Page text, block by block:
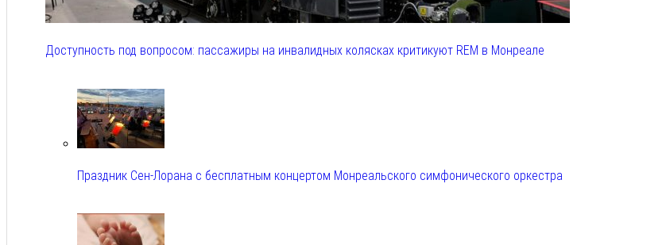
Доступность под вопросом: пассажиры на инвалидных колясках критикуют REM в Монреале
Праздник Сен-Лорана с бесплатным концертом Монреальского симфонического оркестра